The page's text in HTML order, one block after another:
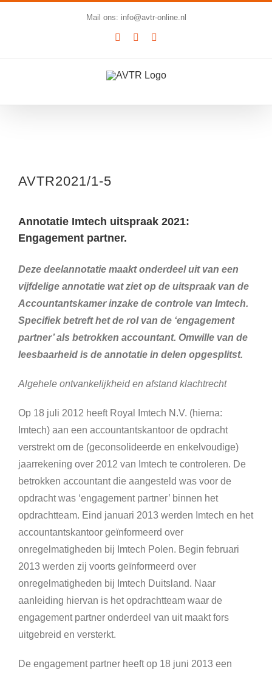
Mail ons: info@avtr-online.nl
YouTubeLinkedIn
grotere
AVTR2021/1-5
Annotatie Imtech uitspraak 2021:
Engagement partner.
Deze deelannotatie maakt onderdeel uit van een
vijfdelige annotatie wat ziet op de uitspraak van de
Accountantskamer inzake de controle van Imtech.
Specifiek betreft het de rol van de ‘engagement
partner’ als betrokken accountant. Omwille van de
leesbaarheid is de annotatie in delen opgesplitst.
Algehele ontvankelijkheid en afstand klachtrecht
Op 18 juli 2012 heeft Royal Imtech N.V. (hierna:
Imtech) aan een accountantskantoor de opdracht
verstrekt om de (geconsolideerde en enkelvoudige)
jaarrekening over 2012 van Imtech te controleren. De
betrokken accountant die aangesteld was voor de
opdracht was ‘engagement partner’ binnen het
opdrachtteam. Eind januari 2013 werden Imtech en het
accountantskantoor geïnformeerd over
onregelmatigheden bij Imtech Polen. Begin februari
2013 werden zij voorts geïnformeerd over
onregelmatigheden bij Imtech Duitsland. Naar
aanleiding hiervan is het opdrachtteam waar de
engagement partner onderdeel van uit maakt fors
uitgebreid en versterkt.
De engagement partner heeft op 18 juni 2013 een